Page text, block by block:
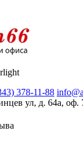
378-11-88
ул, д. 64а, оф.